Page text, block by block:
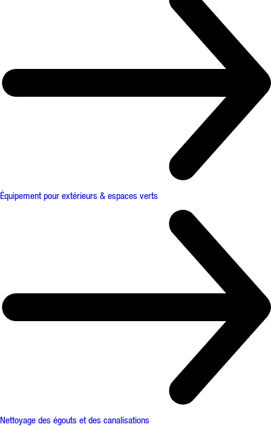
Équipement pour extérieurs & espaces verts
Nettoyage des égouts et des canalisations